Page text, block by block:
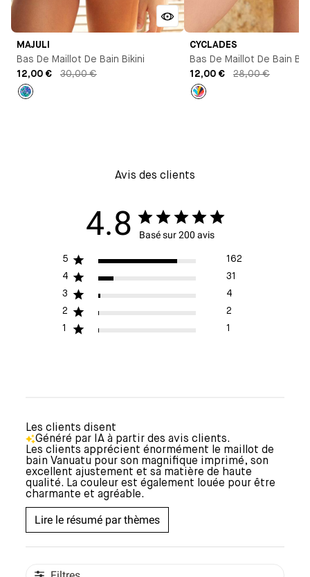
MAJULI
Bas De Maillot De Bain Bikini
12,00 €
30,00 €
CYCLADES
Bas De Maillot De Bain
Brésilien
12,00 € 28,00 €
Avis des clients
4.8 Basé sur 200 avis
5
162
4
31
3
4
2
2
1
1
Les clients disent
Généré par IA à partir des avis clients.
Les clients apprécient énormément le maillot de
bain Vanuatu pour son magnifique imprimé, son
excellent ajustement et sa matière de haute
qualité. La couleur est également louée pour être
charmante et agréable.
Lire le résumé par thèmes